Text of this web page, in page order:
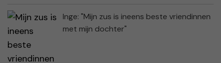
Inge: "Mijn zus is ineens beste vriendinnen
met mijn dochter"